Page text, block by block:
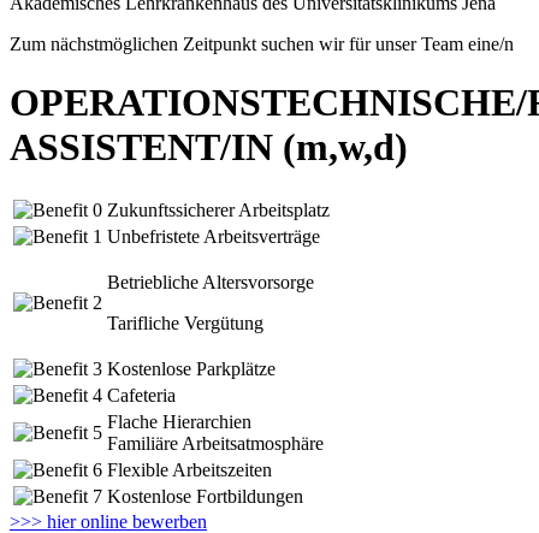
Zum nächstmöglichen Zeitpunkt suchen wir für unser Team eine/n
OPERATIONSTECHNISCHE/
ASSISTENT/IN (m,w,d)
Zukunftssicherer Arbeitsplatz
Unbefristete Arbeitsverträge
Betriebliche Altersvorsorge
Tarifliche Vergütung
Kostenlose Parkplätze
Cafeteria
Flache Hierarchien
Familiäre Arbeitsatmosphäre
Flexible Arbeitszeiten
Kostenlose Fortbildungen
>>> hier online bewerben